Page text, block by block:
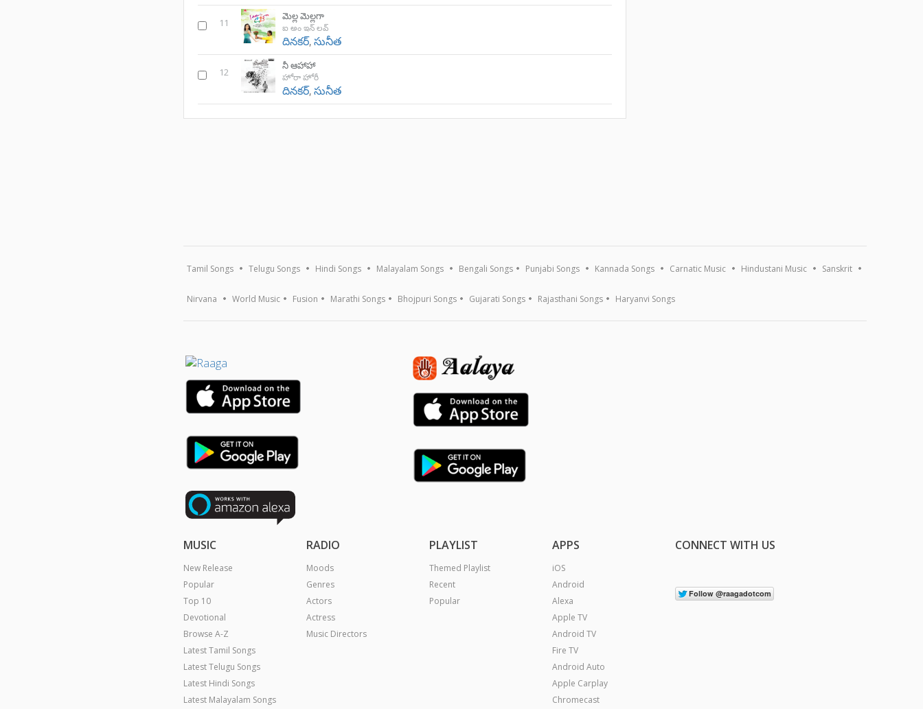
11
మెల్ల మెల్లగా
ఐ అం ఇన్ లవ్
దినకర్,సునీత
12
నీ ఆహాహా
హోరా హోరీ
దినకర్,సునీత
Tamil Songs Telugu Songs Hindi Songs Malayalam Songs Bengali Songs Punjabi Songs Kannada Songs Carnatic Music Hindustani Music Sanskrit
Nirvana World Music Fusion Marathi Songs Bhojpuri Songs Gujarati Songs Rajasthani Songs Haryanvi Songs
MUSIC
New Release
Popular
Top 10
Devotional
Browse A-Z
Latest Tamil Songs
Latest Telugu Songs
Latest Hindi Songs
Latest Malayalam Songs
RADIO
Moods
Genres
Actors
Actress
Music Directors
PLAYLIST
Themed Playlist
Recent
Popular
APPS
iOS
Android
Alexa
Apple TV
Android TV
Fire TV
Android Auto
Apple Carplay
Chromecast
CONNECT WITH US